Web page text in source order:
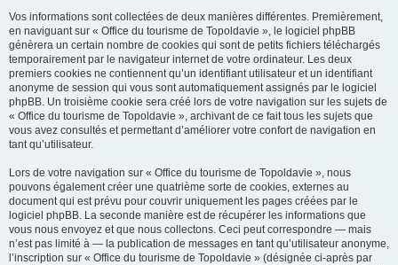
Vos informations sont collectées de deux manières différentes. Premièrement,
en naviguant sur « Office du tourisme de Topoldavie », le logiciel phpBB
génèrera un certain nombre de cookies qui sont de petits fichiers téléchargés
temporairement par le navigateur internet de votre ordinateur. Les deux
premiers cookies ne contiennent qu’un identifiant utilisateur et un identifiant
anonyme de session qui vous sont automatiquement assignés par le logiciel
phpBB. Un troisième cookie sera créé lors de votre navigation sur les sujets de
« Office du tourisme de Topoldavie », archivant de ce fait tous les sujets que
vous avez consultés et permettant d’améliorer votre confort de navigation en
tant qu’utilisateur.
Lors de votre navigation sur « Office du tourisme de Topoldavie », nous
pouvons également créer une quatrième sorte de cookies, externes au
document qui est prévu pour couvrir uniquement les pages créées par le
logiciel phpBB. La seconde manière est de récupérer les informations que
vous nous envoyez et que nous collectons. Ceci peut correspondre — mais
n’est pas limité à — la publication de messages en tant qu’utilisateur anonyme,
l’inscription sur « Office du tourisme de Topoldavie » (désignée ci-après par